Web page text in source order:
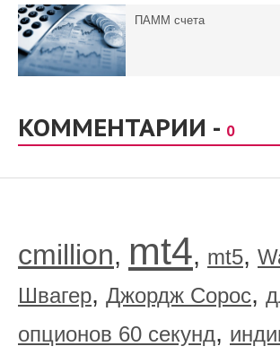
ПАММ счета
КОММЕНТАРИИ - 0
cmillion, mt4, mt5,
Швагер, Джордж Сорос,
опционов 60 секунд,